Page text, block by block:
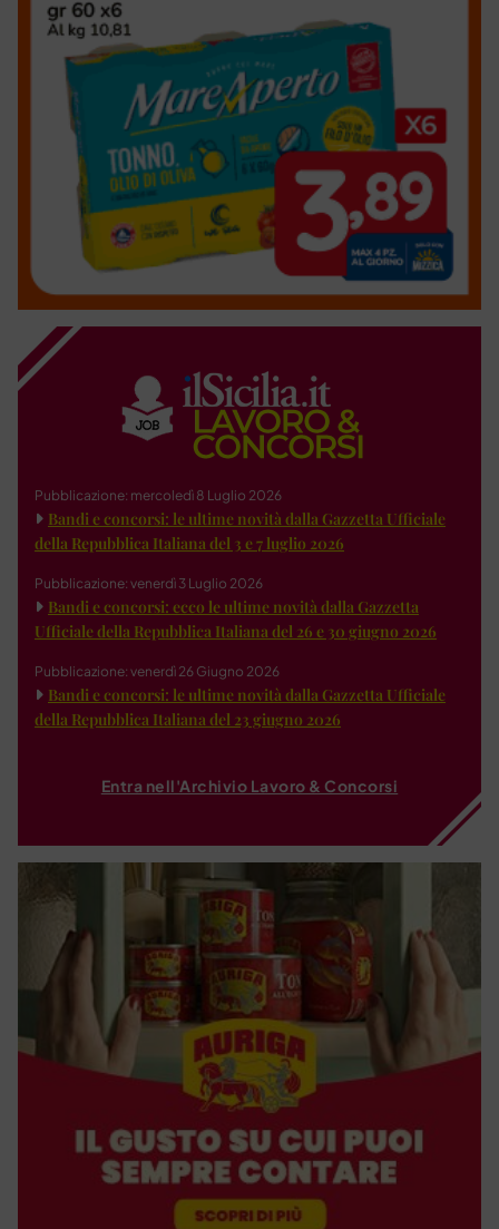
Pubblicazione: mercoledì 8 Luglio 2026
Bandi e concorsi: le ultime novità dalla Gazzetta Ufficiale
della Repubblica Italiana del 3 e 7 luglio 2026
Pubblicazione: venerdì 3 Luglio 2026
Bandi e concorsi: ecco le ultime novità dalla Gazzetta
Ufficiale della Repubblica Italiana del 26 e 30 giugno 2026
Pubblicazione: venerdì 26 Giugno 2026
Bandi e concorsi: le ultime novità dalla Gazzetta Ufficiale
della Repubblica Italiana del 23 giugno 2026
Entra nell'Archivio Lavoro & Concorsi